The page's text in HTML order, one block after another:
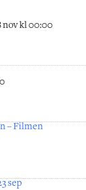
nov kl 00:00
– Filmen
sep